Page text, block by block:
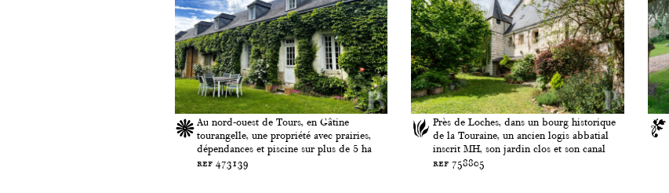
Au nord-ouest de Tours, en Gâtine
tourangelle, une propriété avec prairies,
dépendances et piscine sur plus de 5 ha
ref 473139
Près de Loches, dans un bourg historique
de la Touraine, un ancien logis abbatial
inscrit MH, son jardin clos et son canal
ref 758805